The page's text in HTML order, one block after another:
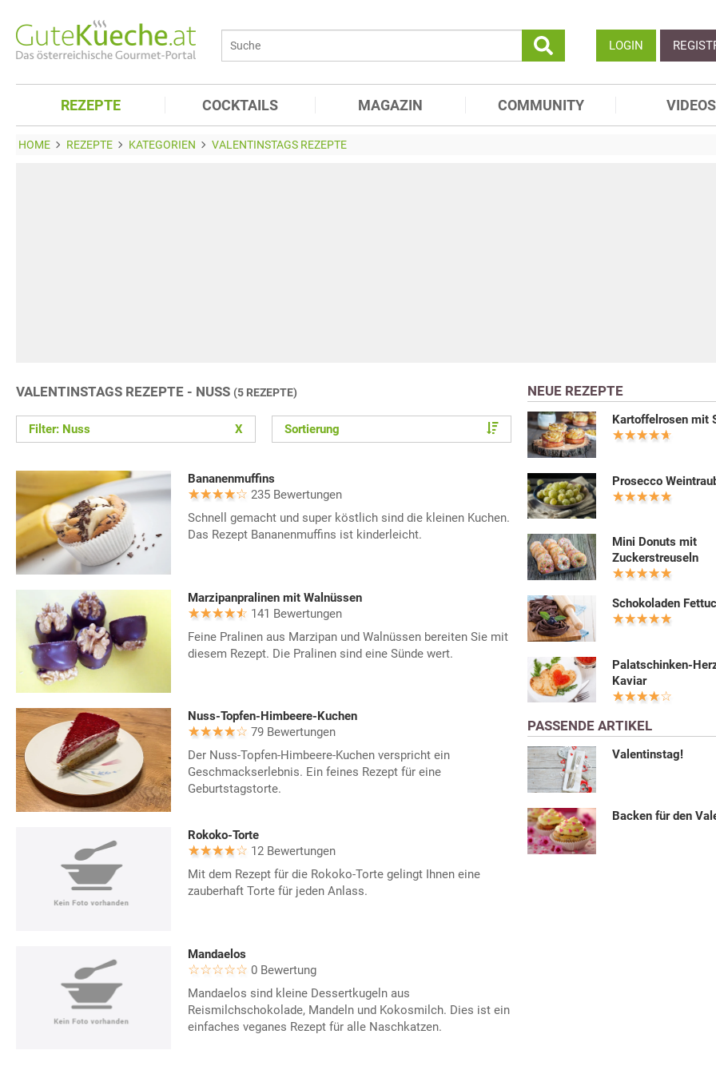
LOGIN
REZEPTE COCKTAILS MAGAZIN COMMUNITY VIDEOS
HOME REZEPTE KATEGORIEN VALENTINSTAGS REZEPTE
VALENTINSTAGS REZEPTE - NUSS (5 REZEPTE)
Filter: Nuss X Sortierung
Bananenmuffins
235 Bewertungen
Schnell gemacht und super köstlich sind die kleinen Kuchen.
Das Rezept Bananenmuffins ist kinderleicht.
Marzipanpralinen mit Walnüssen
141 Bewertungen
Feine Pralinen aus Marzipan und Walnüssen bereiten Sie mit
diesem Rezept. Die Pralinen sind eine Sünde wert.
Nuss-Topfen-Himbeere-Kuchen
79 Bewertungen
Der Nuss-Topfen-Himbeere-Kuchen verspricht ein
Geschmackserlebnis. Ein feines Rezept für eine
Geburtstagstorte.
Rokoko-Torte
12 Bewertungen
Mit dem Rezept für die Rokoko-Torte gelingt Ihnen eine
zauberhaft Torte für jeden Anlass.
Mandaelos
0 Bewertung
Mandaelos sind kleine Dessertkugeln aus
Reismilchschokolade, Mandeln und Kokosmilch. Dies ist ein
einfaches veganes Rezept für alle Naschkatzen.
NEUE REZEPTE
Kartoffelrosen mit
Prosecco
Mini Donuts mit
Zuckerstreuseln
Schokoladen
Palatschinken-
Kaviar
PASSENDE ARTIKEL
Valentinstag!
Backen für den